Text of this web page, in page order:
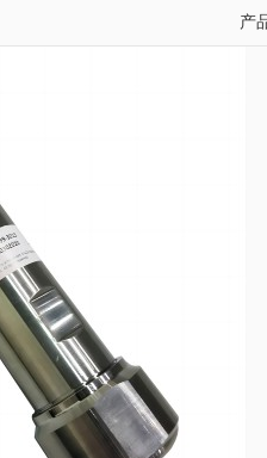
产